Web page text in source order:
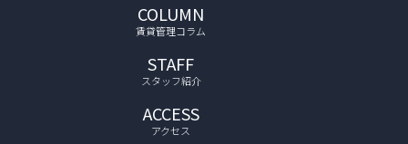
COLUMN
賃貸管理コラム
STAFF
スタッフ紹介
ACCESS
アクセス